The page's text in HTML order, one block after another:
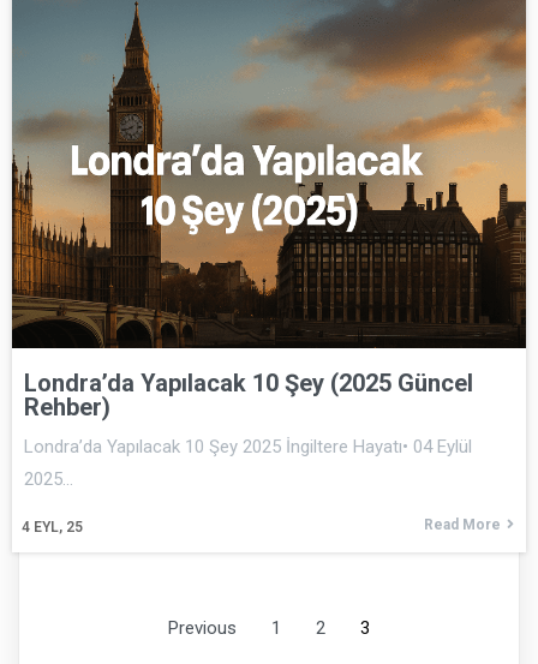
Londra’da Yapılacak 10 Şey (2025 Güncel
Rehber)
4 EYL, 25
Londra’da Yapılacak 10 Şey 2025 İngiltere Hayatı• 04 Eylül
2025…
Read More
Previous 1 2 3